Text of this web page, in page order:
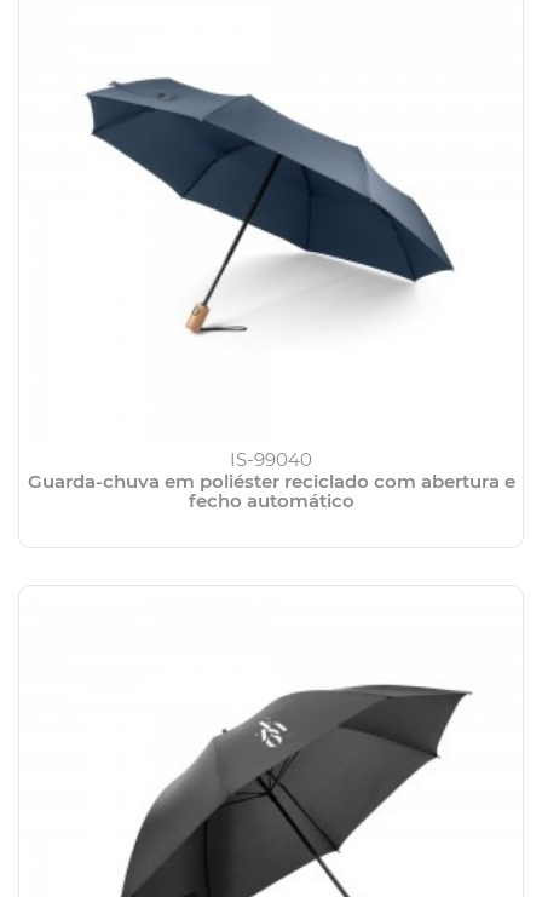
IS-99040
Guarda-chuva em poliéster reciclado com abertura e
fecho automático